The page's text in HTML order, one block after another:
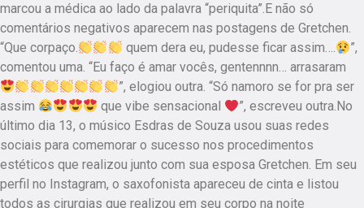
marcou a médica ao lado da palavra “periquita”.E não só
comentários negativos aparecem nas postagens de Gretchen.
“Que corpaço.
quem dera eu, pudesse ficar assim….
”,
comentou uma. “Eu faço é amar vocês, gentennnn… arrasaram
”, elogiou outra. “Só namoro se for pra ser
assim
que vibe sensacional
”, escreveu outra.No
último dia 13, o músico Esdras de Souza usou suas redes
sociais para comemorar o sucesso nos procedimentos
estéticos que realizou junto com sua esposa Gretchen. Em seu
perfil no Instagram, o saxofonista apareceu de cinta e listou
todos as cirurgias que realizou em seu corpo na noite